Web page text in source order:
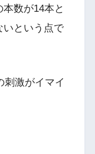
数が14本と
いという点で
刺激がイマイ